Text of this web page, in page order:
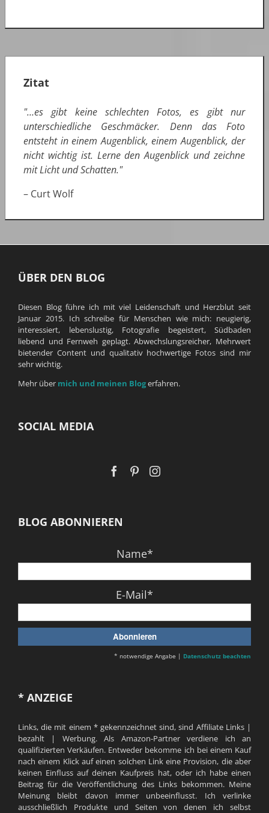
Zitat
"…es gibt keine schlechten Fotos, es gibt nur
unterschiedliche Geschmäcker. Denn das Foto
entsteht in einem Augenblick, einem Augenblick, der
nicht wichtig ist. Lerne den Augenblick und zeichne
mit Licht und Schatten."
– Curt Wolf
ÜBER DEN BLOG
Diesen Blog führe ich mit viel Leidenschaft und Herzblut seit
Januar 2015. Ich schreibe für Menschen wie mich: neugierig,
interessiert, lebenslustig, Fotografie begeistert, Südbaden
liebend und Fernweh geplagt. Abwechslungsreicher, Mehrwert
bietender Content und qualitativ hochwertige Fotos sind mir
sehr wichtig.
Mehr über mich und meinen Blogerfahren.
SOCIAL MEDIA
BLOG ABONNIEREN
Name*
E-Mail*
* notwendige Angabe | Datenschutz beachten
* ANZEIGE
Links, die mit einem * gekennzeichnet sind, sind Affiliate Links |
bezahlt | Werbung. Als Amazon-Partner verdiene ich an
qualifizierten Verkäufen. Entweder bekomme ich bei einem Kauf
nach einem Klick auf einen solchen Link eine Provision, die aber
keinen Einfluss auf deinen Kaufpreis hat, oder ich habe einen
Beitrag für die Veröffentlichung des Links bekommen. Meine
Meinung bleibt davon immer unbeeinflusst. Ich verlinke
ausschließlich Produkte und Seiten von denen ich selbst